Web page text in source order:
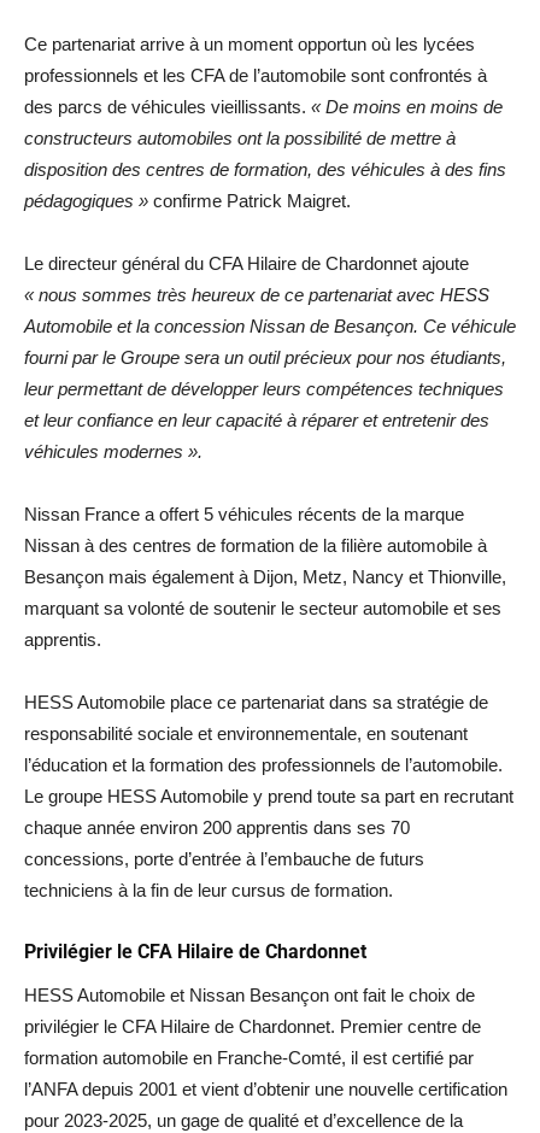
Ce partenariat arrive à un moment opportun où les lycées
professionnels et les CFA de l’automobile sont confrontés à
des parcs de véhicules vieillissants. « De moins en moins de
constructeurs automobiles ont la possibilité de mettre à
disposition des centres de formation, des véhicules à des fins
pédagogiques » confirme Patrick Maigret.
Le directeur général du CFA Hilaire de Chardonnet ajoute
« nous sommes très heureux de ce partenariat avec HESS
Automobile et la concession Nissan de Besançon. Ce véhicule
fourni par le Groupe sera un outil précieux pour nos étudiants,
leur permettant de développer leurs compétences techniques
et leur confiance en leur capacité à réparer et entretenir des
véhicules modernes ».
Nissan France a offert 5 véhicules récents de la marque
Nissan à des centres de formation de la filière automobile à
Besançon mais également à Dijon, Metz, Nancy et Thionville,
marquant sa volonté de soutenir le secteur automobile et ses
apprentis.
HESS Automobile place ce partenariat dans sa stratégie de
responsabilité sociale et environnementale, en soutenant
l’éducation et la formation des professionnels de l’automobile.
Le groupe HESS Automobile y prend toute sa part en recrutant
chaque année environ 200 apprentis dans ses 70
concessions, porte d’entrée à l’embauche de futurs
techniciens à la fin de leur cursus de formation.
Privilégier le CFA Hilaire de Chardonnet
HESS Automobile et Nissan Besançon ont fait le choix de
privilégier le CFA Hilaire de Chardonnet. Premier centre de
formation automobile en Franche-Comté, il est certifié par
l’ANFA depuis 2001 et vient d’obtenir une nouvelle certification
pour 2023-2025, un gage de qualité et d’excellence de la